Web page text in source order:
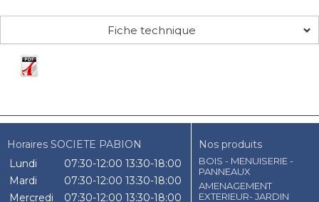
Fiche technique
Horaires SOCIETE PABION
Lundi
07:30-12:00 13:30-18:00
Mardi
07:30-12:00 13:30-18:00
Mercredi
07:30-12:00 13:30-18:00
Nos produits
BOIS - MENUISERIE -
PANNEAUX
AMENAGEMENT
EXTERIEUR- JARDIN